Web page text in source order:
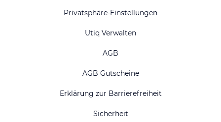
Privatsphäre-Einstellungen
Utiq Verwalten
AGB
AGB Gutscheine
Erklärung zur Barrierefreiheit
Sicherheit